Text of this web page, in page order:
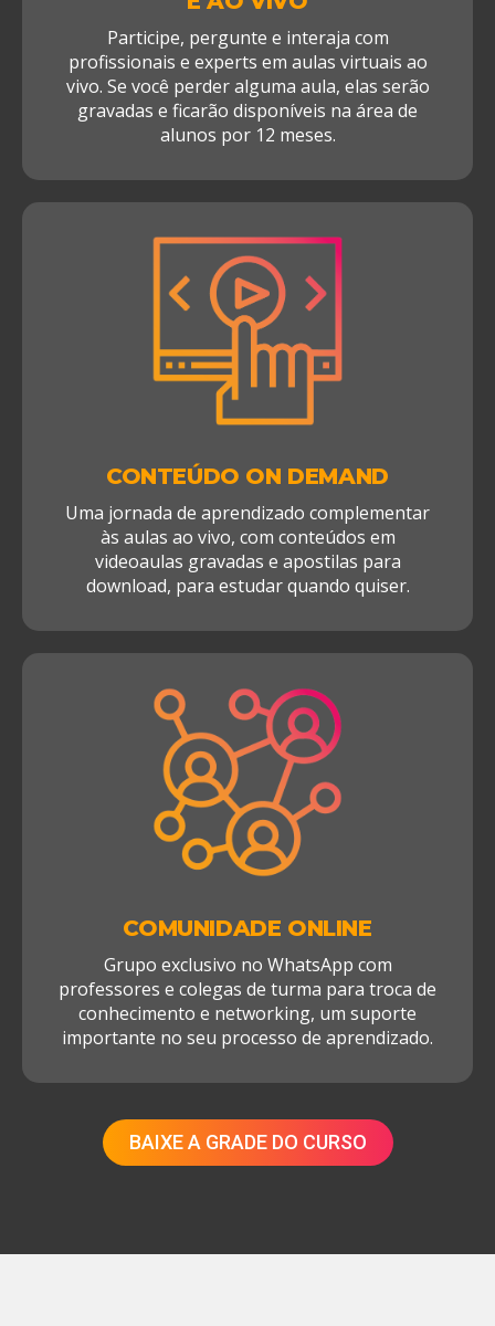
Participe, pergunte e interaja com
profissionais e experts em aulas virtuais ao
vivo. Se você perder alguma aula, elas serão
gravadas e ficarão disponíveis na área de
alunos por 12 meses.
CONTEÚDO ON DEMAND
Uma jornada de aprendizado complementar
às aulas ao vivo, com conteúdos em
videoaulas gravadas e apostilas para
download, para estudar quando quiser.
COMUNIDADE ONLINE
Grupo exclusivo no WhatsApp com
professores e colegas de turma para troca de
conhecimento e networking, um suporte
importante no seu processo de aprendizado.
BAIXE A GRADE DO CURSO